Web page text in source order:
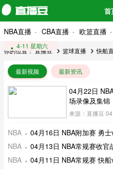
首
NBA直播 CBA直播 欧篮直播
你的位置：直播豆 篮球直播 快船
最新视频 最新资讯
04月22日
场录像及集锦
来源：直播豆
NBA
04月16日 NBA附加赛 勇
NBA
04月13日 NBA常规赛收官
NBA
04月11日 NBA常规赛 快
4-16 星期四
4-13 星期一
4-11 星期六